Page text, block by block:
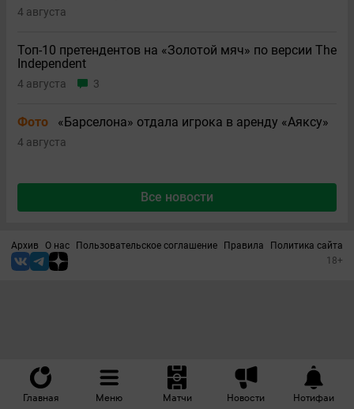
Главная Меню Матчи Новости Нотифаи
4 августа
Топ-10 претендентов на «Золотой мяч» по версии The
Independent
4 августа 3
Фото «Барселона» отдала игрока в аренду «Аяксу»
4 августа
Все новости
Архив О нас Пользовательское соглашение Правила
Политика сайта
18+